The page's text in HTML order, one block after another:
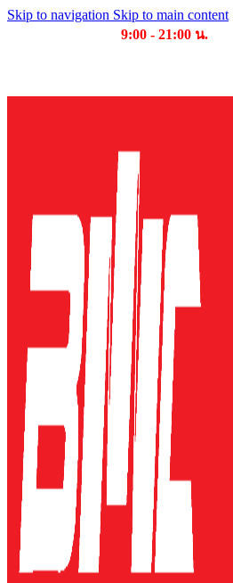
Skip to navigation Skip to main content
9:00 - 21:00 น.